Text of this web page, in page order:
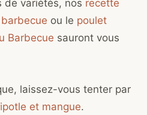
de variétés, nos recette
ou le poulet
Barbecue sauront vous
laissez-vous tenter par
et mangue.